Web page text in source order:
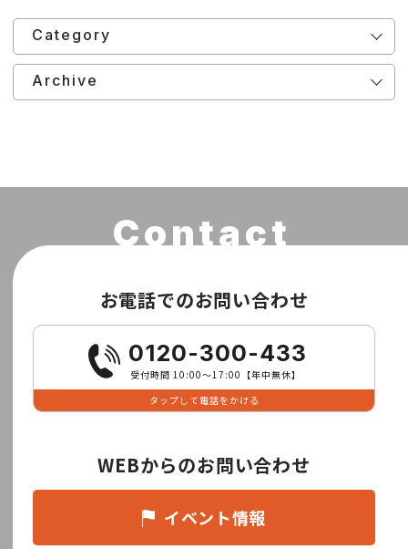
Category
Archive
お電話でのお問い合わせ
0120-300-433
受付時間 10:00〜17:00【年中無休】
タップして電話をかける
WEBからのお問い合わせ
イベント情報